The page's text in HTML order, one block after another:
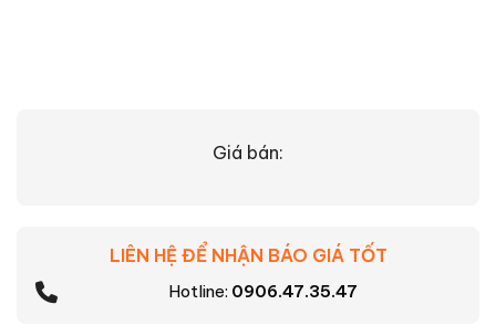
Giá bán:
LIÊN HỆ ĐỂ NHẬN BÁO GIÁ TỐT
Hotline: 0906.47.35.47